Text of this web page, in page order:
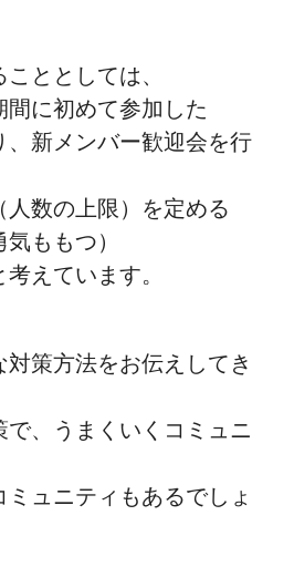
ととしては、
間に初めて参加した
、新メンバー歓迎会を行
人数の上限）を定める
ももつ）
えています。
策方法をお伝えしてき
、うまくいくコミュニ
ュニティもあるでしょ